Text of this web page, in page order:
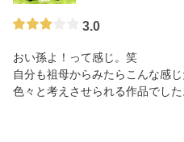
3.0
おい孫よ！って感じ。笑
自分も祖母からみたらこんな感
色々と考えさせられる作品でした